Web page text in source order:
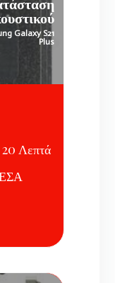
Galaxy S21
Plus
20 Λεπτά